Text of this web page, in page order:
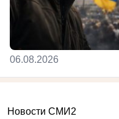
06.08.2026
Новости СМИ2